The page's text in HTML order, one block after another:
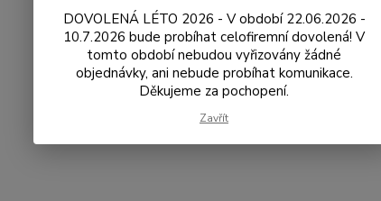
DOVOLENÁ LÉTO 2026 - V období 22.06.2026 -
10.7.2026 bude probíhat celofiremní dovolená! V
tomto období nebudou vyřizovány žádné
objednávky, ani nebude probíhat komunikace.
Děkujeme za pochopení.
Zavřít